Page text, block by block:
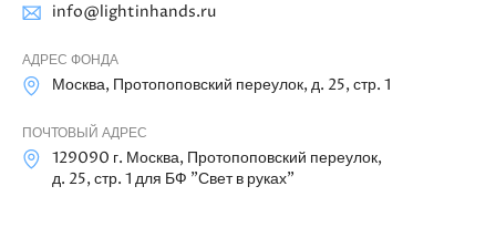
info@lightinhands.ru
АДРЕС ФОНДА
Москва, Протопоповский переулок, д. 25, стр. 1
ПОЧТОВЫЙ АДРЕС
129090 г. Москва, Протопоповский переулок,
д. 25, стр. 1 для БФ "Свет в руках"